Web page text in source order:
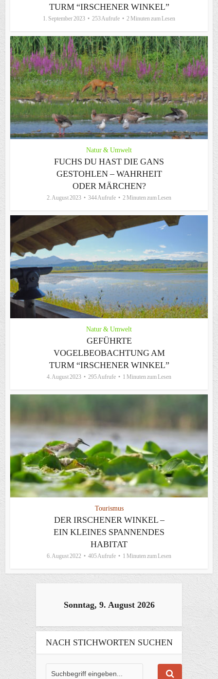
TURM “IRSCHENER WINKEL”
1. September 2023 253 Aufrufe 2 Minuten zum Lesen
Natur & Umwelt
FUCHS DU HAST DIE GANS
GESTOHLEN – WAHRHEIT
ODER MÄRCHEN?
2. August 2023 344 Aufrufe 2 Minuten zum Lesen
Natur & Umwelt
GEFÜHRTE
VOGELBEOBACHTUNG AM
TURM “IRSCHENER WINKEL”
4. August 2023 295 Aufrufe 1 Minuten zum Lesen
Tourismus
DER IRSCHENER WINKEL –
EIN KLEINES SPANNENDES
HABITAT
6. August 2022 405 Aufrufe 1 Minuten zum Lesen
Sonntag, 9. August 2026
NACH STICHWORTEN SUCHEN